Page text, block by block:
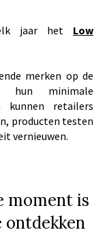
elk jaar het Low
merken op de
hun minimale
kunnen retailers
producten testen
vernieuwen.
moment is